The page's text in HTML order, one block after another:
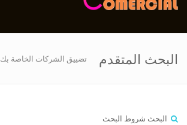
البحث المتقدم تضييق الشركات الخاصة بك
البحث شروط البحث